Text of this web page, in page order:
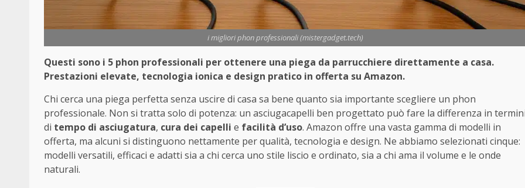
i migliori phon professionali (mistergadget.tech)
Questi sono i 5 phon professionali per ottenere una piega da parrucchiere direttamente a casa.
Prestazioni elevate, tecnologia ionica e design pratico in offerta su Amazon.
Chi cerca una piega perfetta senza uscire di casa sa bene quanto sia importante scegliere un phon
professionale. Non si tratta solo di potenza: un asciugacapelli ben progettato può fare la differenza in
di tempo di asciugatura, cura dei capelli e facilità d’uso. Amazon offre una vasta gamma di modelli in
offerta, ma alcuni si distinguono nettamente per qualità, tecnologia e design. Ne abbiamo selezionati cinque:
modelli versatili, efficaci e adatti sia a chi cerca uno stile liscio e ordinato, sia a chi ama il volume e le onde
naturali.